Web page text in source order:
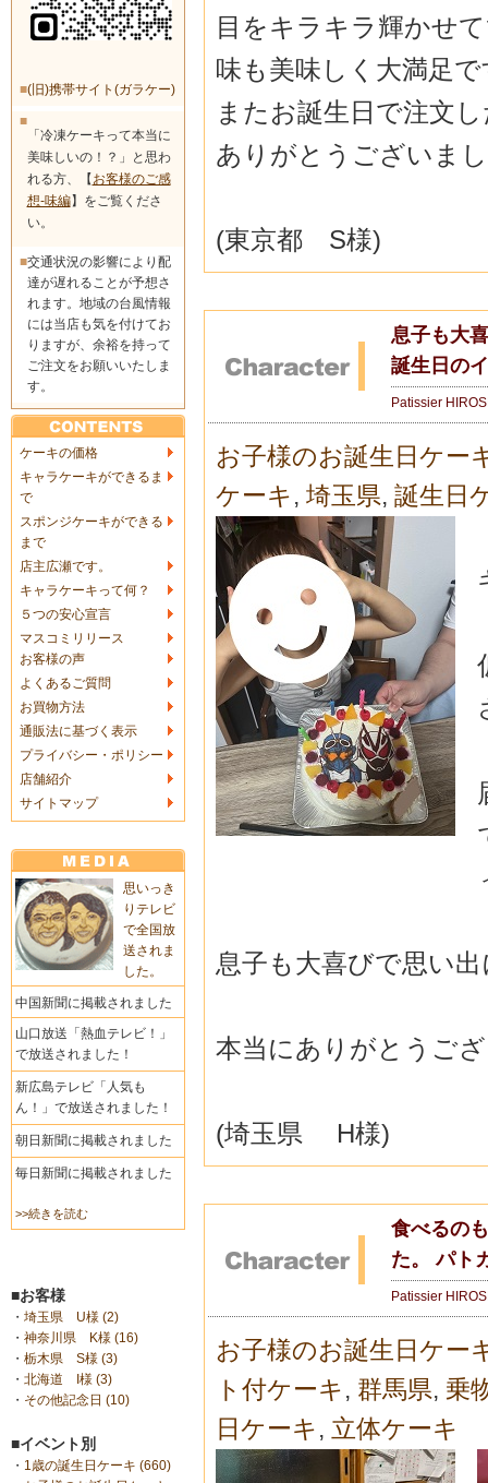
■(旧)携帯サイト(ガラケー)
■
「冷凍ケーキって本当に
美味しいの！？」と思わ
れる方、【 お客様のご感
想-味編】をご覧くださ
い。
■交通状況の影響により配
達が遅れることが予想さ
れます。地域の台風情報
には当店も気を付けてお
りますが、余裕を持って
ご注文をお願いいたしま
す。
ケーキの価格
キャラケーキができるま
で
スポンジケーキができる
まで
店主広瀬です。
キャラケーキって何？
５つの安心宣言
マスコミリリース
お客様の声
よくあるご質問
お買物方法
通販法に基づく表示
プライバシー・ポリシー
店舗紹介
サイトマップ
思いっき
りテレビ
で全国放
送されま
した。
中国新聞に掲載されました
山口放送「熱血テレビ！」
で放送されました！
新広島テレビ「人気も
ん！」で放送されました！
朝日新聞に掲載されました
毎日新聞に掲載されました
>>続きを読む
■お客様
・ 埼玉県 U様 (2)
・ 神奈川県 K様 (16)
・ 栃木県 S様 (3)
・ 北海道 I様 (3)
・ その他記念日 (10)
■イベント別
・ 1歳の誕生日ケーキ (660)
目をキラキラ輝かせ
味も美味しく大満足で
またお誕生日で注文
ありがとうございま
(東京都 S様)
息子も大
誕生日の
Patissier
お子様のお誕生日ケー
ケーキ , 埼玉県, 誕生日
息子も大喜びで思い
本当にありがとうご
(埼玉県 H様)
食べるの
た。 パト
Patissier
お子様のお誕生日ケー
ト付ケーキ , 群馬県, 乗
日ケーキ , 立体ケーキ